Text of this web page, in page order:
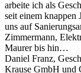
arbeite ich als
seit einem knappen
uns auf
Zimmermann,
Maurer bis hin…
Daniel Franz,
Krause GmbH und